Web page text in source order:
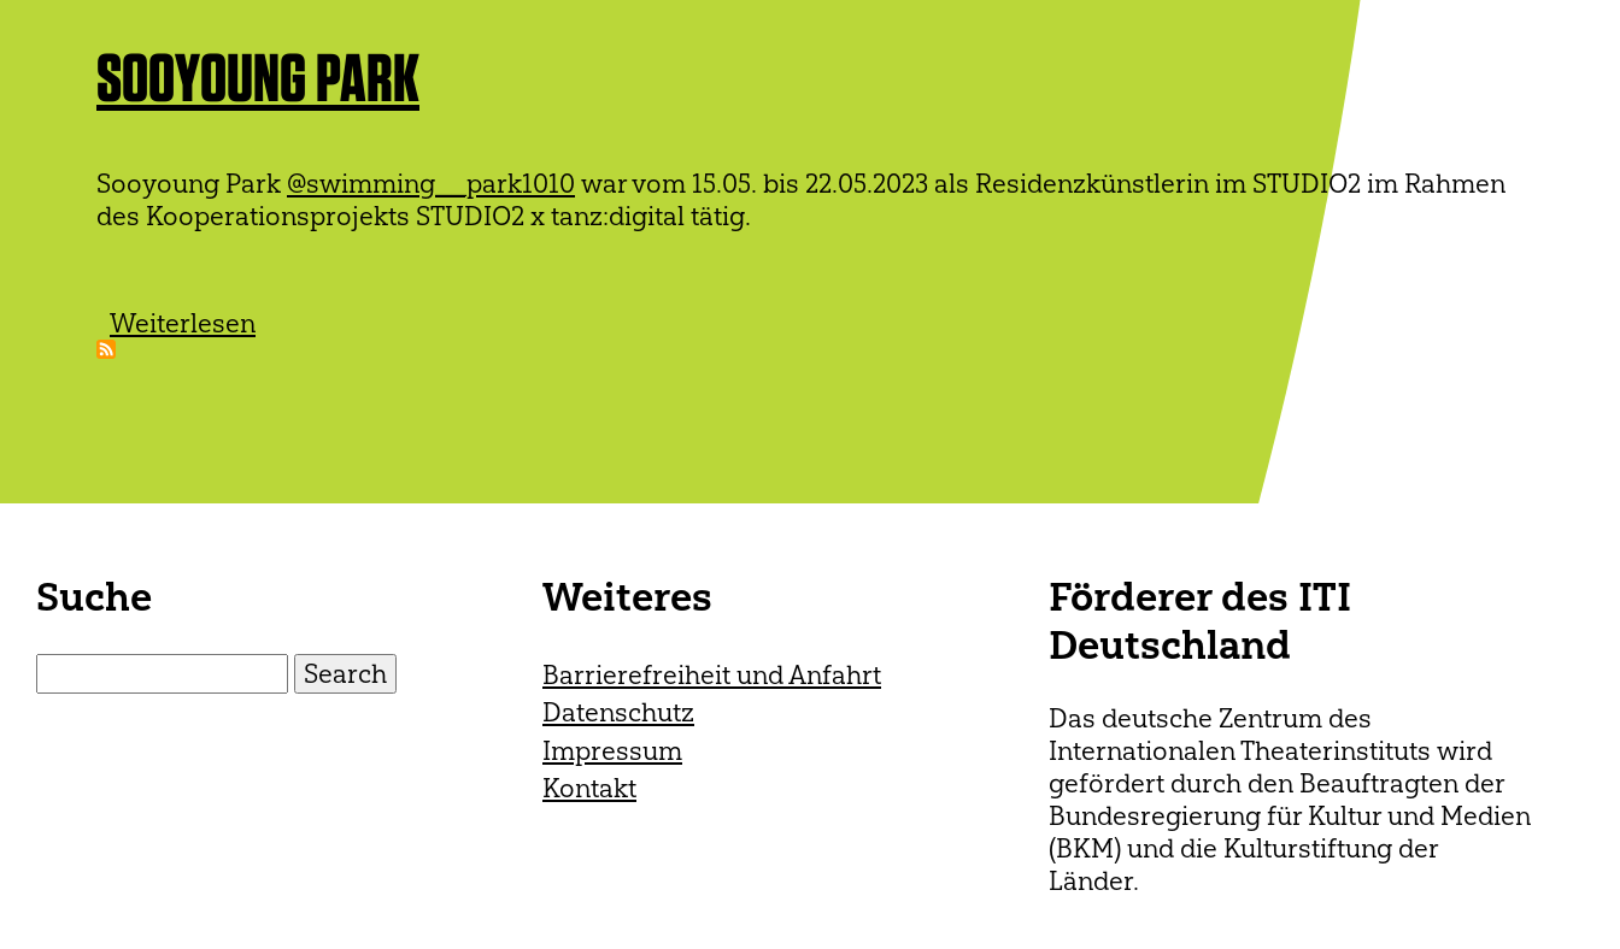
SOOYOUNG PARK
Sooyoung Park @swimming__park1010 war vom 15.05. bis 22.05.2023 als Residenzkünstlerin im STUDIO2 im Rahmen
des Kooperationsprojekts STUDIO2 x tanz:digital tätig.
Weiterlesen
Suche Weiteres
Barrierefreiheit und Anfahrt
Datenschutz
Impressum
Kontakt
Förderer des ITI
Deutschland
Das deutsche Zentrum des
Internationalen Theaterinstituts wird
gefördert durch den Beauftragten der
Bundesregierung für Kultur und Medien
(BKM) und die Kulturstiftung der
Länder.